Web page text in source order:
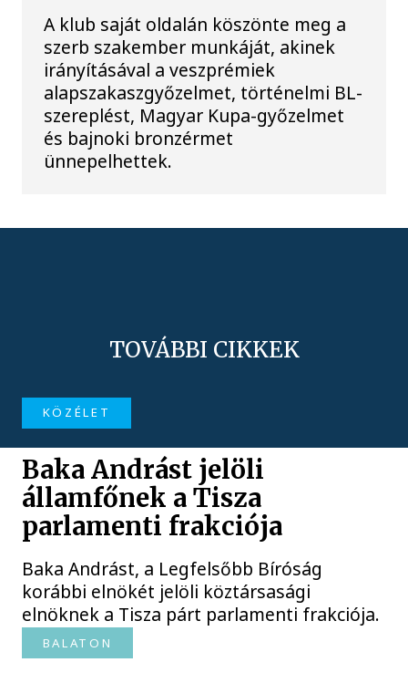
A klub saját oldalán köszönte meg a
szerb szakember munkáját, akinek
irányításával a veszprémiek
alapszakaszgyőzelmet, történelmi BL-
szereplést, Magyar Kupa-győzelmet
és bajnoki bronzérmet
ünnepelhettek.
TOVÁBBI CIKKEK
KÖZÉLET
Baka Andrást jelöli
államfőnek a Tisza
parlamenti frakciója
Baka Andrást, a Legfelsőbb Bíróság
korábbi elnökét jelöli köztársasági
elnöknek a Tisza párt parlamenti frakciója.
BALATON